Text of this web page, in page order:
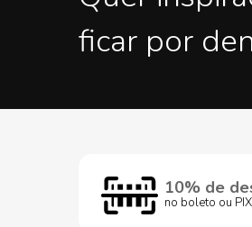
ficar por
10% de
no boleto ou